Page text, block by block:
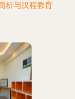
析与汉程教育